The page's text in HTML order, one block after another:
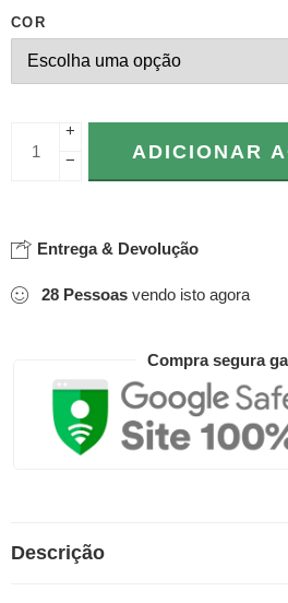
COR
+
−
ADICIONAR
Entrega & Devolução
28 Pessoas vendo isto agora
Compra segura
Descrição